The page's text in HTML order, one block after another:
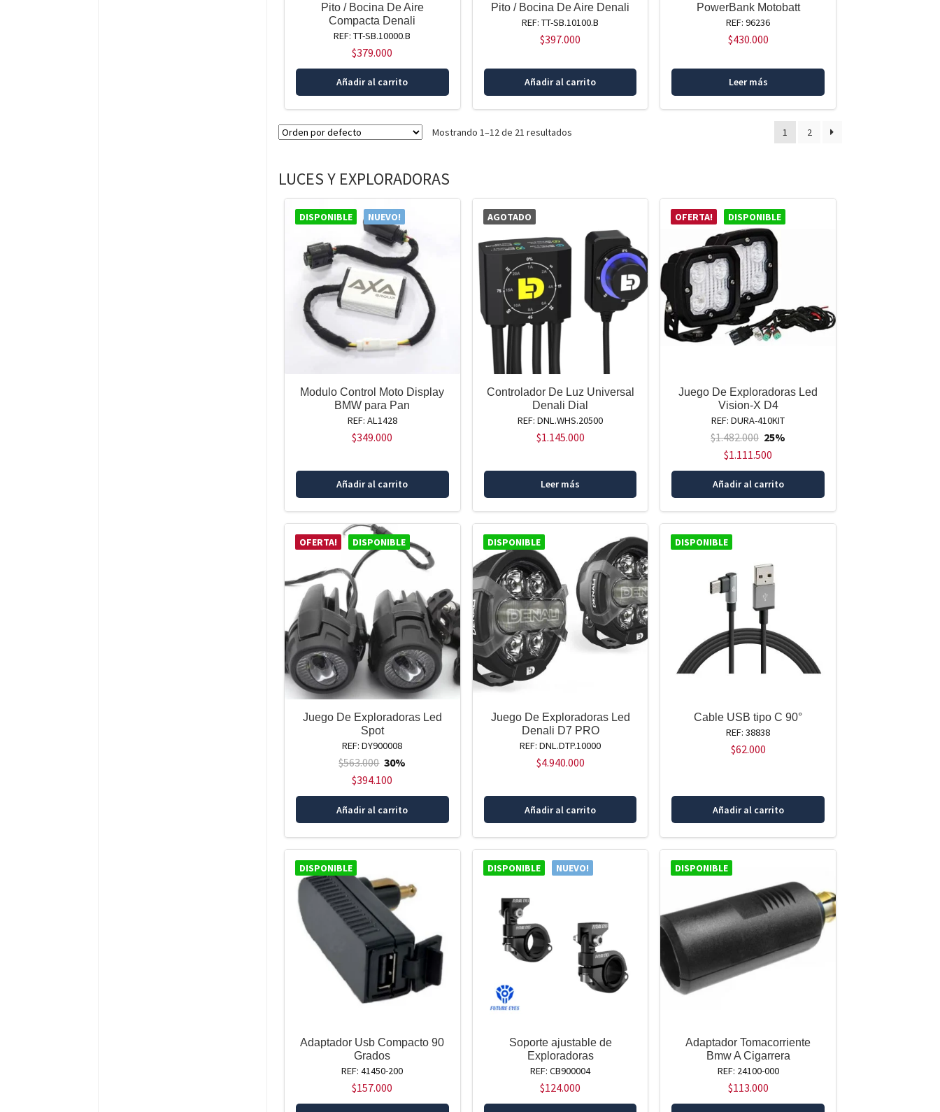
Pito / Bocina De Aire
Compacta Denali
REF: TT-SB.10000.B
$379.000
Añadir al carrito
Pito / Bocina De Aire Denali
REF: TT-SB.10100.B
$397.000
Añadir al carrito
PowerBank Motobatt
REF: 96236
$430.000
Leer más
Mostrando 1–12 de 21 resultados 1 2
LUCES Y EXPLORADORAS
DISPONIBLE NUEVO!
Modulo Control Moto Display
BMW para Pan
REF: AL1428
$349.000
Añadir al carrito
AGOTADO
Controlador De Luz Universal
Denali Dial
REF: DNL.WHS.20500
$1.145.000
Leer más
OFERTA! DISPONIBLE
Juego De Exploradoras Led
Vision-X D4
REF: DURA-410KIT
$1.482.000 25%
$1.111.500
Añadir al carrito
OFERTA! DISPONIBLE
Juego De Exploradoras Led
Spot
REF: DY900008
$563.000 30%
$394.100
Añadir al carrito
DISPONIBLE
Juego De Exploradoras Led
Denali D7 PRO
REF: DNL.DTP.10000
$4.940.000
Añadir al carrito
DISPONIBLE
Cable USB tipo C 90°
REF: 38838
$62.000
Añadir al carrito
DISPONIBLE
Adaptador Usb Compacto 90
Grados
REF: 41450-200
$157.000
DISPONIBLE NUEVO!
Soporte ajustable de
Exploradoras
REF: CB900004
$124.000
DISPONIBLE
Adaptador Tomacorriente
Bmw A Cigarrera
REF: 24100-000
$113.000